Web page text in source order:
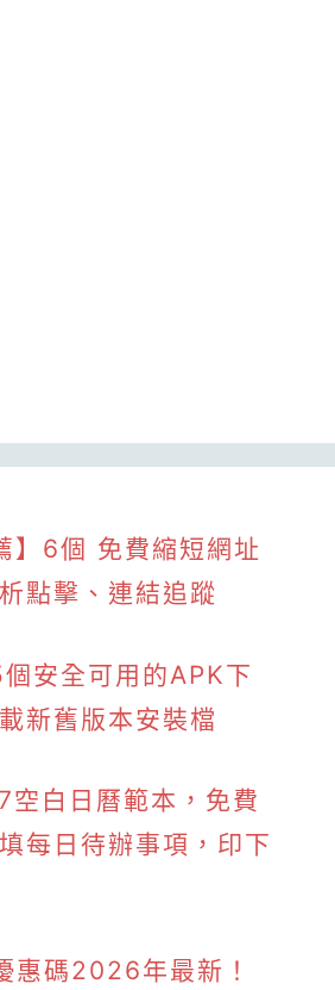
】6個 免費縮短網址
點擊、連結追蹤
安全可用的APK下
新舊版本安裝檔
白日曆範本，免費
每日待辦事項，印下
惠碼2026年最新！